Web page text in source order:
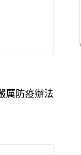
厲防疫辦法